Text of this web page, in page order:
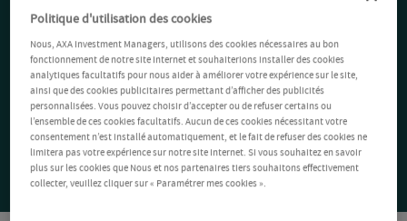
Politique d'utilisation des cookies
Nous, AXA Investment Managers, utilisons des cookies nécessaires au bon
fonctionnement de notre site Internet et souhaiterions installer des cookies
analytiques facultatifs pour nous aider à améliorer votre expérience sur le site,
ainsi que des cookies publicitaires permettant d’afficher des publicités
personnalisées. Vous pouvez choisir d’accepter ou de refuser certains ou
l’ensemble de ces cookies facultatifs. Aucun de ces cookies nécessitant votre
consentement n’est installé automatiquement, et le fait de refuser des cookies ne
limitera pas votre expérience sur notre site Internet. Si vous souhaitez en savoir
plus sur les cookies que Nous et nos partenaires tiers souhaitons effectivement
collecter, veuillez cliquer sur « Paramétrer mes cookies ».